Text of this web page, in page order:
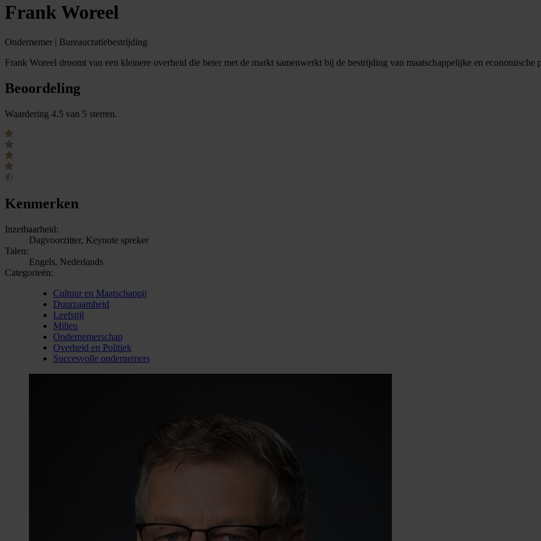
Frank Woreel
Ondernemer | Bureaucratiebestrijding
Frank Woreel droomt van een kleinere overheid die beter met de markt samenwerkt bij de bestrijding van maatschappelijke en economische
Beoordeling
Waardering 4.5 van 5 sterren.
Kenmerken
Inzetbaarheid:
Dagvoorzitter, Keynote spreker
Talen:
Engels, Nederlands
Categorieën:
Cultuur en Maatschappij
Duurzaamheid
Leefstijl
Milieu
Ondernemerschap
Overheid en Politiek
Succesvolle ondernemers